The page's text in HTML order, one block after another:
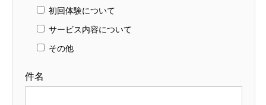
初回体験について
サービス内容について
その他
件名